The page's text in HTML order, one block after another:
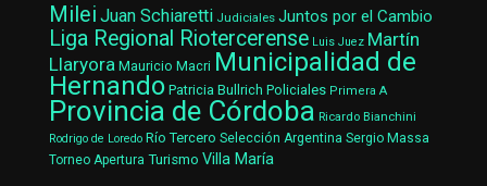
Milei Juan Schiaretti Judiciales Juntos por el Cambio
Liga Regional Riotercerense Luis Juez Martín
Llaryora Mauricio Macri Municipalidad de
Hernando Patricia Bullrich Policiales Primera A
Provincia de Córdoba Ricardo Bianchini
Rodrigo de Loredo Río Tercero Selección Argentina Sergio Massa
Torneo Apertura Turismo Villa María